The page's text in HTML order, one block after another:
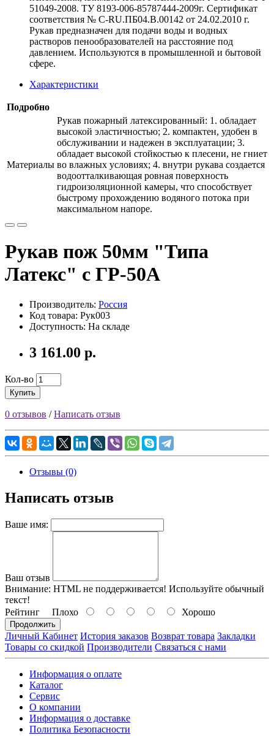
51049-2008. ТУ 8193-006-85787444-2009г. Сертификат
соответствия № С-RU.ПБ04.В.00142 от 24.02.2010 г.
Рукав предназначен для подачи воды и водных
растворов пенообразователей на расстояние под
давлением. Используются в промышленной и бытовой
сфере.
Характеристики
Подробно
Материалы
Рукав пожарный латексированный: 1. обладает
высокой эластичностью; 2. компактен, удобен в
обслуживании и надежен в эксплуатации; 3.
обладает высокой стойкостью к плесени, не гниет
во влажных условиях; 4. внутри рукава создается
водоотталкивающая ровная поверхность
гидроизоляционной камеры, что способствует
быстрому прохождению водяного потока при
максимальном напоре.
Рукав пож 50мм "Типа
Латекс" с ГР-50А
Производитель: Россия
Код товара: Рук003
Доступность: На складе
3 161.00 р.
Кол-во
Купить
0 отзывов /Написать отзыв
Отзывы (0)
Написать отзыв
Ваше имя:
Ваш отзыв
Внимание: HTML не поддерживается! Используйте обычный
текст!
Рейтинг Плохо Хорошо
Продолжить
Личный Кабинет История заказов Возврат товара Закладки
Товары со скидкой Производители Связаться с нами
Информация о оплате
Каталог
Сервис
О компании
Информация о доставке
Политика Безопасности